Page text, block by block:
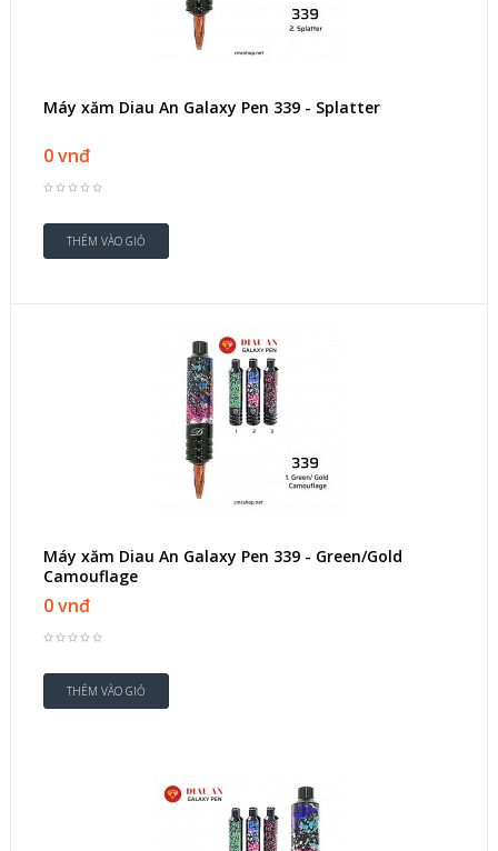
Máy xăm Diau An Galaxy Pen 339 - Splatter
0 vnđ
Máy xăm Diau An Galaxy Pen 339 - Green/Gold
Camouflage
0 vnđ